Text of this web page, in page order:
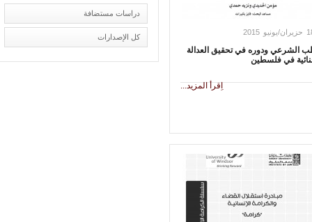
الشرعي ودوره في تحقيق العدالة
في فلسطين
اِقرأ المزيد...
دراسات مستضافة
كل الإصدارات